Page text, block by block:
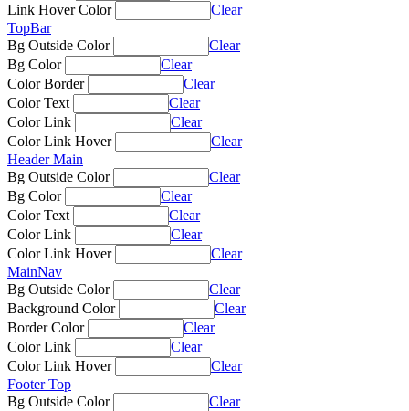
Link Hover Color
Clear
TopBar
Bg Outside Color
Clear
Bg Color
Clear
Color Border
Clear
Color Text
Clear
Color Link
Clear
Color Link Hover
Clear
Header Main
Bg Outside Color
Clear
Bg Color
Clear
Color Text
Clear
Color Link
Clear
Color Link Hover
Clear
MainNav
Bg Outside Color
Clear
Background Color
Clear
Border Color
Clear
Color Link
Clear
Color Link Hover
Clear
Footer Top
Bg Outside Color
Clear